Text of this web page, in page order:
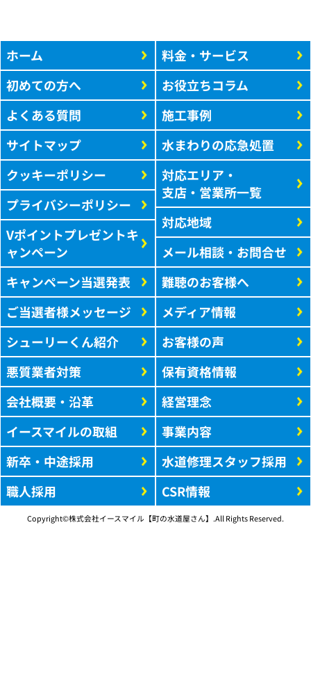
ホーム
初めての方へ
よくある質問
サイトマップ
クッキーポリシー
プライバシーポリシー
Vポイントプレゼントキ
ャンペーン
キャンペーン当選発表
ご当選者様メッセージ
シューリーくん紹介
悪質業者対策
会社概要・沿革
イースマイルの取組
新卒・中途採用
職人採用
料金・サービス
お役立ちコラム
施工事例
水まわりの応急処置
対応エリア・
支店・営業所一覧
対応地域
メール相談・お問合せ
難聴のお客様へ
メディア情報
お客様の声
保有資格情報
経営理念
事業内容
水道修理スタッフ採用
CSR情報
Copyright©株式会社イースマイル【町の水道屋さん】.All Rights Reserved.